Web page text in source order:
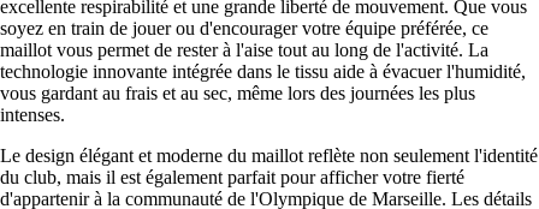
excellente respirabilité et une grande liberté de mouvement. Que vous
soyez en train de jouer ou d'encourager votre équipe préférée, ce
maillot vous permet de rester à l'aise tout au long de l'activité. La
technologie innovante intégrée dans le tissu aide à évacuer l'humidité,
vous gardant au frais et au sec, même lors des journées les plus
intenses.
Le design élégant et moderne du maillot reflète non seulement l'identité
du club, mais il est également parfait pour afficher votre fierté
d'appartenir à la communauté de l'Olympique de Marseille. Les détails